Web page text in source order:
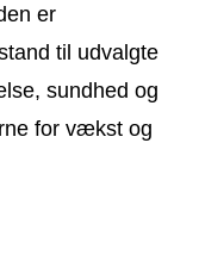
er
til udvalgte
sundhed og
for vækst og